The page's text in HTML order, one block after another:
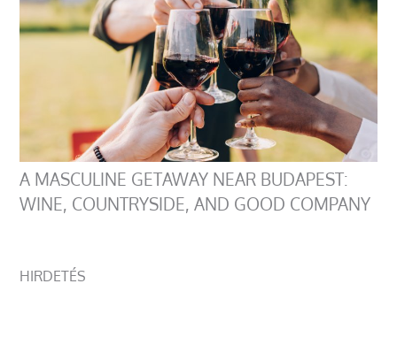
A MASCULINE GETAWAY NEAR BUDAPEST:
WINE, COUNTRYSIDE, AND GOOD COMPANY
HIRDETÉS